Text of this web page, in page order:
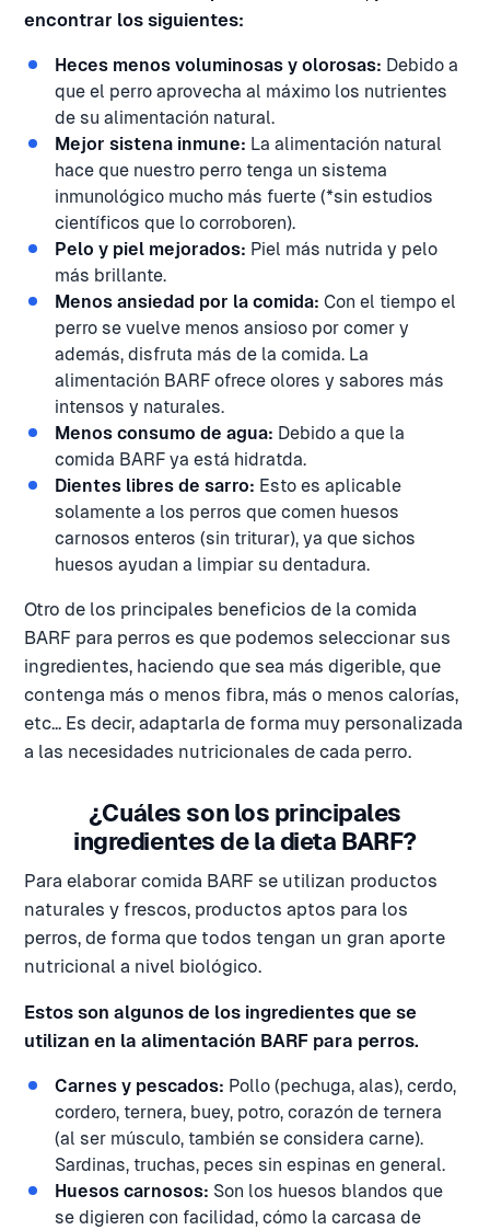
encontrar los siguientes:
Heces menos voluminosas y olorosas: Debido a
que el perro aprovecha al máximo los nutrientes
de su alimentación natural.
Mejor sistena inmune: La alimentación natural
hace que nuestro perro tenga un sistema
inmunológico mucho más fuerte (*sin estudios
científicos que lo corroboren).
Pelo y piel mejorados: Piel más nutrida y pelo
más brillante.
Menos ansiedad por la comida: Con el tiempo el
perro se vuelve menos ansioso por comer y
además, disfruta más de la comida. La
alimentación BARF ofrece olores y sabores más
intensos y naturales.
Menos consumo de agua: Debido a que la
comida BARF ya está hidratda.
Dientes libres de sarro: Esto es aplicable
solamente a los perros que comen huesos
carnosos enteros (sin triturar), ya que sichos
huesos ayudan a limpiar su dentadura.
Otro de los principales beneficios de la comida
BARF para perros es que podemos seleccionar sus
ingredientes, haciendo que sea más digerible, que
contenga más o menos fibra, más o menos calorías,
etc... Es decir, adaptarla de forma muy personalizada
a las necesidades nutricionales de cada perro.
¿Cuáles son los principales
ingredientes de la dieta BARF?
Para elaborar comida BARF se utilizan productos
naturales y frescos, productos aptos para los
perros, de forma que todos tengan un gran aporte
nutricional a nivel biológico.
Estos son algunos de los ingredientes que se
utilizan en la alimentación BARF para perros.
Carnes y pescados: Pollo (pechuga, alas), cerdo,
cordero, ternera, buey, potro, corazón de ternera
(al ser músculo, también se considera carne).
Sardinas, truchas, peces sin espinas en general.
Huesos carnosos: Son los huesos blandos que
se digieren con facilidad, cómo la carcasa de